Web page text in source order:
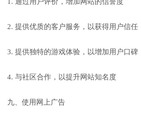
1. 通过用户评价，增加网站的信誉度
2. 提供优质的客户服务，以获得用户信任
3. 提供独特的游戏体验，以增加用户口碑
4. 与社区合作，以提升网站知名度
九、使用网上广告